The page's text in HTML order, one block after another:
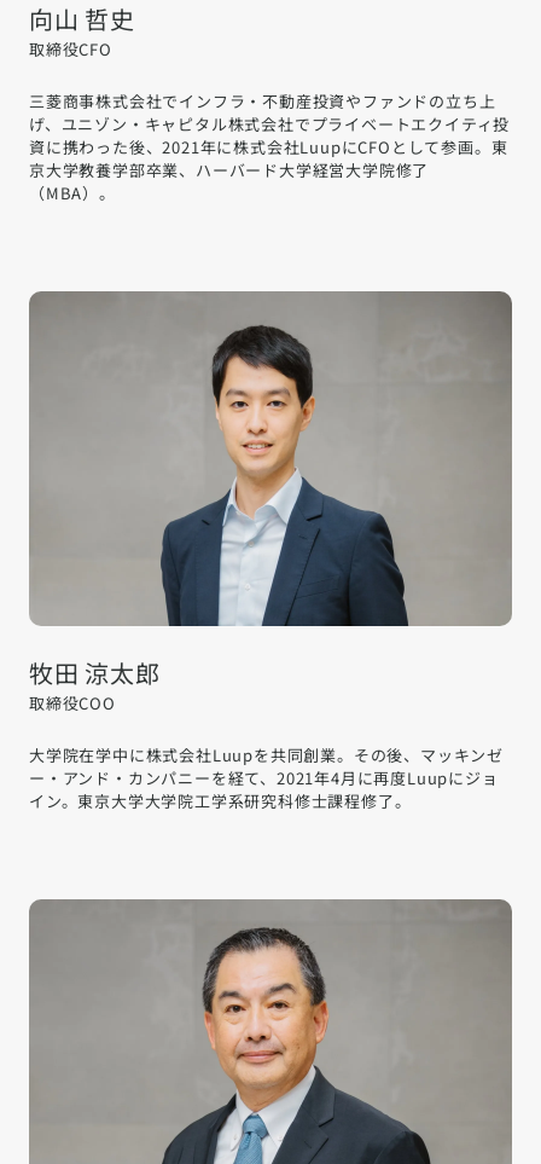
向山 哲史
取締役CFO
三菱商事株式会社でインフラ・不動産投資やファンドの立ち上
げ、ユニゾン・キャピタル株式会社でプライベートエクイティ投
資に携わった後、2021年に株式会社LuupにCFOとして参画。東
京大学教養学部卒業、ハーバード大学経営大学院修了
（MBA）。
牧田 涼太郎
取締役COO
大学院在学中に株式会社Luupを共同創業。その後、マッキンゼ
ー・アンド・カンパニーを経て、2021年4月に再度Luupにジョ
イン。東京大学大学院工学系研究科修士課程修了。